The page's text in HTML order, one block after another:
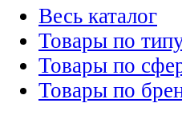
Весь каталог
Товары по
Товары по
Товары по